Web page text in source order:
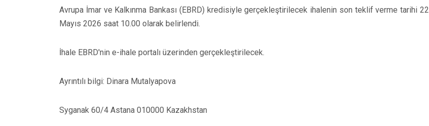
Avrupa İmar ve Kalkınma Bankası (EBRD) kredisiyle gerçekleştirilecek ihalenin son teklif verme tarihi 22
Mayıs 2026 saat 10.00 olarak belirlendi.
İhale EBRD'nin e-ihale portalı üzerinden gerçekleştirilecek.
Ayrıntılı bilgi: Dinara Mutalyapova
Syganak 60/4 Astana 010000 Kazakhstan